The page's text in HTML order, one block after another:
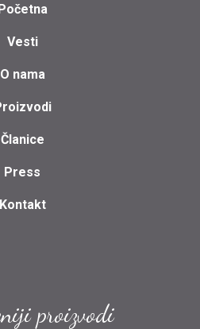
Vesti
O nama
Članice
Press
Kontakt
proizvodi